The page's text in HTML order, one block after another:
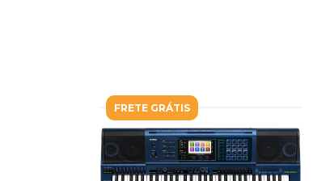
FRETE GRÁTIS